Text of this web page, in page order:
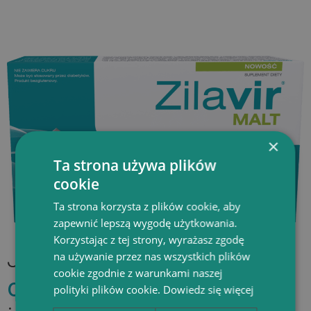
Jedynegumy do żucia na
odporność.Pierwszy tak
×
Ta strona używa plików
cookie
Ta strona korzysta z plików cookie, aby
zapewnić lepszą wygodę użytkowania.
Korzystając z tej strony, wyrażasz zgodę
na używanie przez nas wszystkich plików
cookie zgodnie z warunkami naszej
polityki plików cookie. Dowiedz się więcej